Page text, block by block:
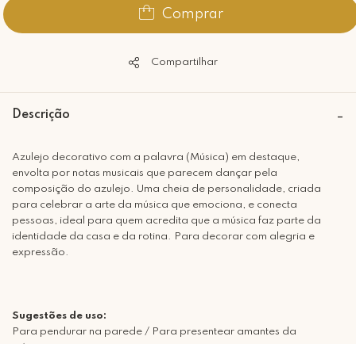
Comprar
Compartilhar
Descrição
Azulejo decorativo com a palavra (Música) em destaque,
envolta por notas musicais que parecem dançar pela
composição do azulejo. Uma cheia de personalidade, criada
para celebrar a arte da música que emociona, e conecta
pessoas, ideal para quem acredita que a música faz parte da
identidade da casa e da rotina. Para decorar com alegria e
expressão.
Sugestões de uso:
Para pendurar na parede / Para presentear amantes da